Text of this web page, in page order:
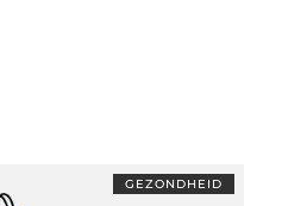
GEZONDHEID